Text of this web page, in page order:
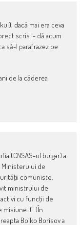
dacă mai era ceva
scris !- dă acum
să-l parafrazez pe
de la căderea
(CNSAS-ul bulgar) a
Ministerului de
comuniste.
ministrului de
cu funcţii de
misiune..(..)În
Boiko Borisov a